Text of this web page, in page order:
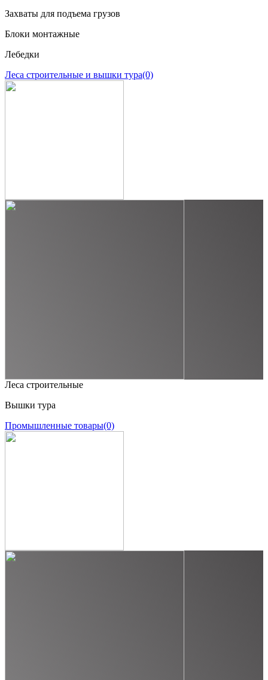
Захваты для подъема грузов
Блоки монтажные
Лебедки
Леса строительные и вышки тура(0)
Леса строительные
Вышки тура
Промышленные товары(0)